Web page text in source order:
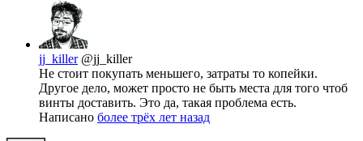
jj_killer @jj_killer
Не стоит покупать меньшего, затраты то копейки.
Другое дело, может просто не быть места для того чтоб
винты доставить. Это да, такая проблема есть.
Написано более трёх лет назад